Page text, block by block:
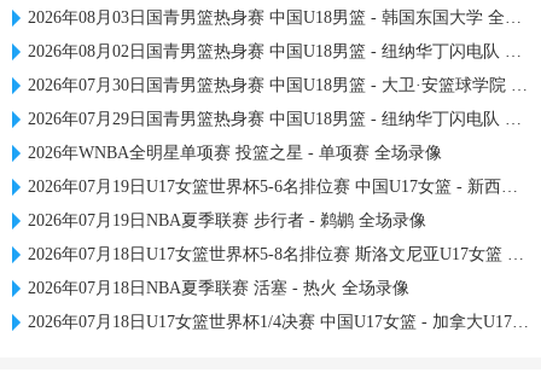
2026年08月03日国青男篮热身赛 中国U18男篮 - 韩国东国大学 全场录像
2026年08月02日国青男篮热身赛 中国U18男篮 - 纽纳华丁闪电队 全场录像
2026年07月30日国青男篮热身赛 中国U18男篮 - 大卫·安篮球学院 全场录像
2026年07月29日国青男篮热身赛 中国U18男篮 - 纽纳华丁闪电队 全场录像
2026年WNBA全明星单项赛 投篮之星 - 单项赛 全场录像
2026年07月19日U17女篮世界杯5-6名排位赛 中国U17女篮 - 新西兰U17女篮 全场录像
2026年07月19日NBA夏季联赛 步行者 - 鹈鹕 全场录像
2026年07月18日U17女篮世界杯5-8名排位赛 斯洛文尼亚U17女篮 - 中国U17女篮 全场录像
2026年07月18日NBA夏季联赛 活塞 - 热火 全场录像
2026年07月18日U17女篮世界杯1/4决赛 中国U17女篮 - 加拿大U17女篮 录像